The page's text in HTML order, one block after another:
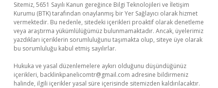
Sitemiz, 5651 Sayılı Kanun gereğince Bilgi Teknolojileri ve İletişim
Kurumu (BTK) tarafından onaylanmış bir Yer Sağlayıcı olarak hizmet
vermektedir. Bu nedenle, sitedeki içerikleri proaktif olarak denetleme
veya araştırma yükümlülüğümüz bulunmamaktadır. Ancak, üyelerimiz
yazdıkları içeriklerin sorumluluğunu taşımakta olup, siteye üye olarak
bu sorumluluğu kabul etmiş sayılırlar.
Hukuka ve yasal düzenlemelere aykırı olduğunu düşündüğünüz
içerikleri, backlinkpanelicomtr@gmail.com adresine bildirmeniz
halinde, ilgili içerikler yasal süre içerisinde sitemizden kaldırılacaktır.